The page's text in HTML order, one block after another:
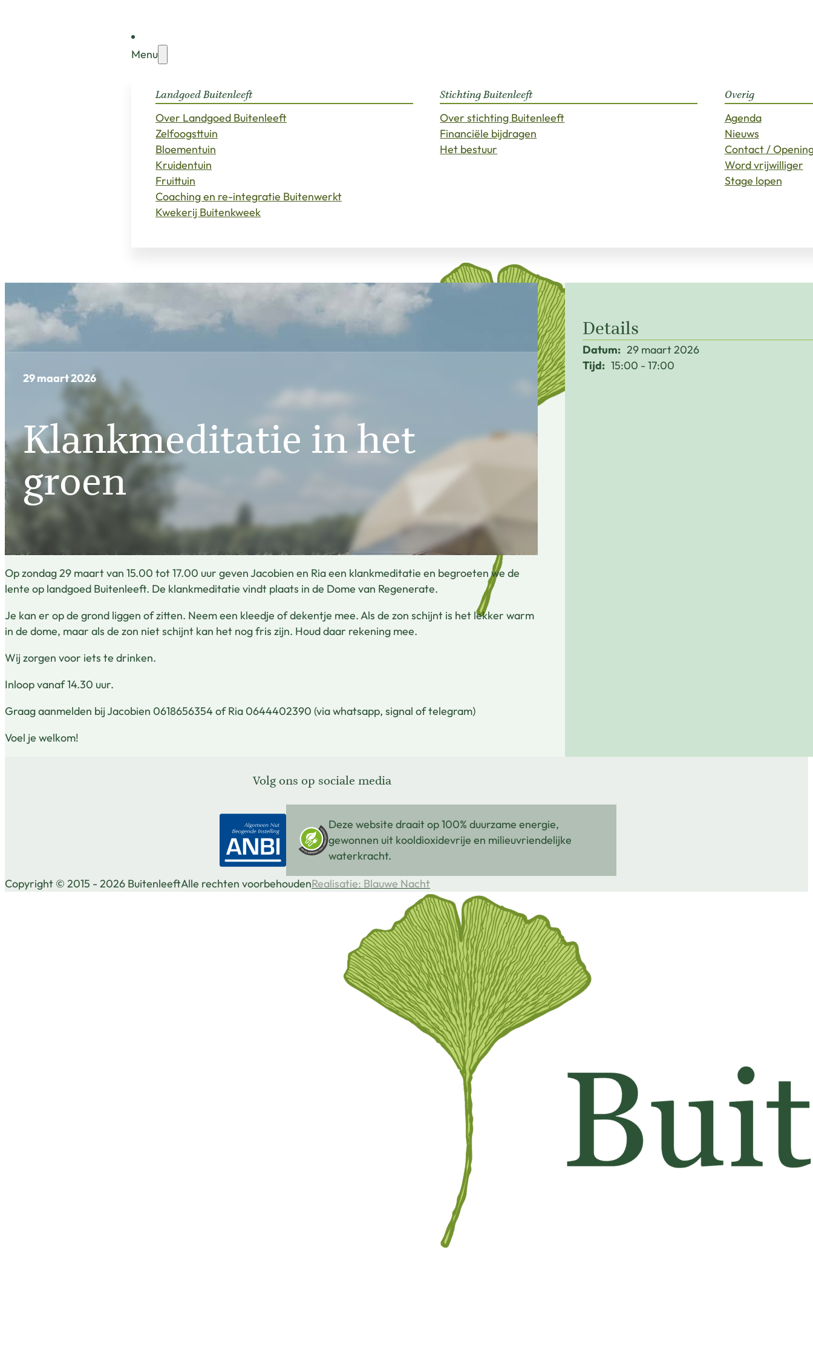
Menu
Landgoed Buitenleeft
Over Landgoed Buitenleeft
Zelfoogsttuin
Bloementuin
Kruidentuin
Fruittuin
Coaching en re-integratie Buitenwerkt
Kwekerij Buitenkweek
Stichting Buitenleeft
Over stichting Buitenleeft
Financiële bijdragen
Het bestuur
Overig
Agenda
Nieuws
Contact /
Word vrijwilliger
Stage lopen
29 maart 2026
Klankmeditatie in het
groen
Op zondag 29 maart van 15.00 tot 17.00 uur geven Jacobien en Ria een klankmeditatie en begroeten we de
lente op landgoed Buitenleeft. De klankmeditatie vindt plaats in de Dome van Regenerate.
Je kan er op de grond liggen of zitten. Neem een kleedje of dekentje mee. Als de zon schijnt is het lekker warm
in de dome, maar als de zon niet schijnt kan het nog fris zijn. Houd daar rekening mee.
Wij zorgen voor iets te drinken.
Inloop vanaf 14.30 uur.
Graag aanmelden bij Jacobien 0618656354 of Ria 0644402390 (via whatsapp, signal of telegram)
Voel je welkom!
Details
Datum: 29 maart 2026
Tijd: 15:00 17:00
Volg ons op sociale media
Volg ons op Facebook
Volg ons op X
Volg ons op Instagram
Deze website draait op 100% duurzame energie,
gewonnen uit kooldioxidevrije en milieuvriendelijke
waterkracht.
Copyright © 2015 - 2026 BuitenleeftAlle rechten voorbehoudenRealisatie: Blauwe Nacht